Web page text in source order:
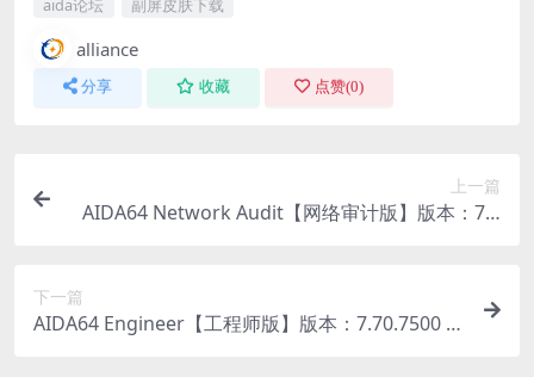
aida论坛
副屏皮肤下载
alliance
分享 收藏 点赞(0)
上一篇
AIDA64 Network Audit【网络审计版】版本：7.7
下一篇
AIDA64 Engineer【工程师版】版本：7.70.7500 压